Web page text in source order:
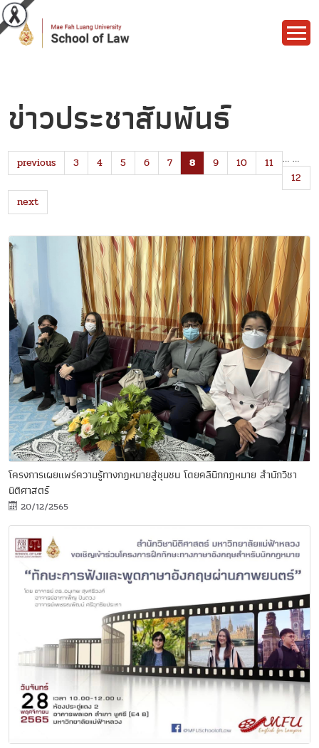
ข่าวประชาสัมพันธ์
previous …
3 4 5 6 7 8 9 10
11
12
…
next
โครงการเผยแพร่ความรู้ทางกฎหมายสู่ชุมชน โดยคลินิกกฎหมาย สำนักวิชา
นิติศาสตร์
20/12/2565